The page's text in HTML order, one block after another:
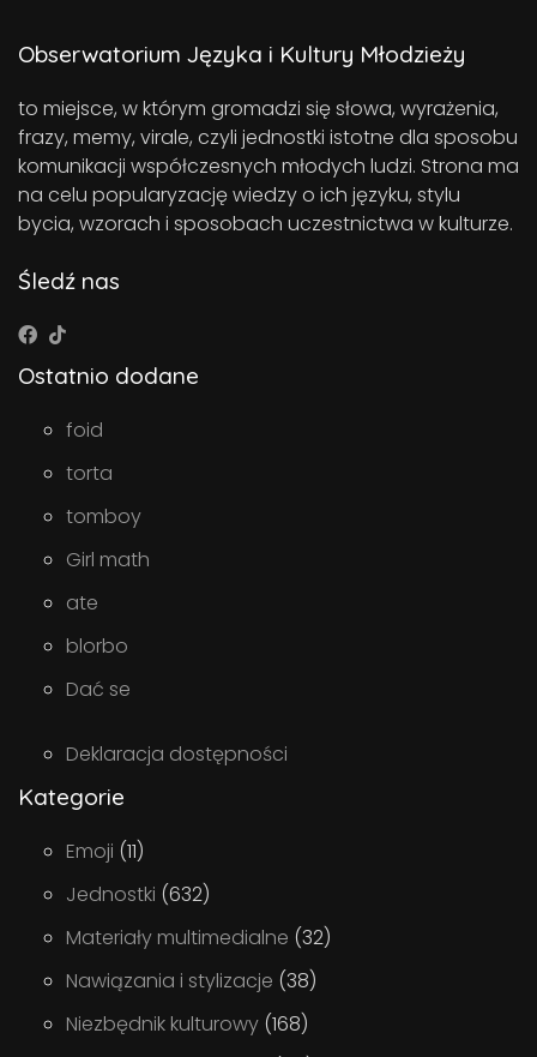
Obserwatorium Języka i Kultury Młodzieży
to miejsce, w którym gromadzi się słowa, wyrażenia,
frazy, memy, virale, czyli jednostki istotne dla sposobu
komunikacji współczesnych młodych ludzi. Strona ma
na celu popularyzację wiedzy o ich języku, stylu
bycia, wzorach i sposobach uczestnictwa w kulturze.
Śledź nas
Ostatnio dodane
foid
torta
tomboy
Girl math
ate
blorbo
Dać se
Deklaracja dostępności
Kategorie
Emoji (11)
Jednostki (632)
Materiały multimedialne (32)
Nawiązania i stylizacje (38)
Niezbędnik kulturowy (168)